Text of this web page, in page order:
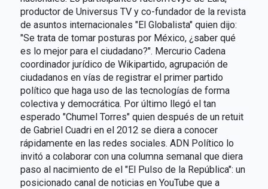
productor de Universus TV y co-fundador de la revista
de asuntos internacionales "El Globalista" quien dijo:
"Se trata de tomar posturas por México, ¿saber qué
es lo mejor para el ciudadano?". Mercurio Cadena
coordinador jurídico de Wikipartido, agrupación de
ciudadanos en vías de registrar el primer partido
político que haga uso de las tecnologías de forma
colectiva y democrática. Por último llegó el tan
esperado "Chumel Torres" quien después de un retuit
de Gabriel Cuadri en el 2012 se diera a conocer
rápidamente en las redes sociales. ADN Político lo
invitó a colaborar con una columna semanal que diera
paso al nacimiento de el "El Pulso de la República": un
posicionado canal de noticias en YouTube que a